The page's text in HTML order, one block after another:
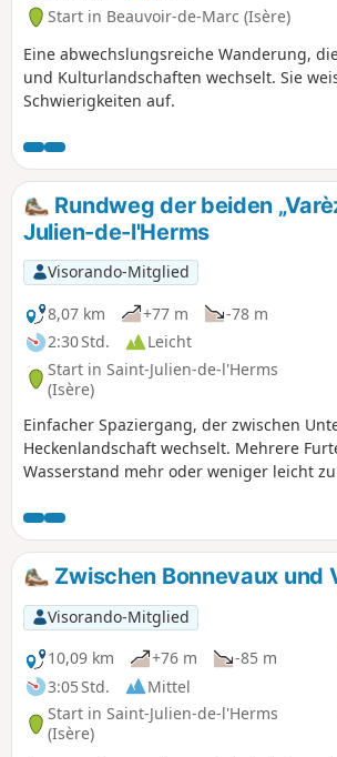
Start in Beauvoir-de-Marc (Isère)
Eine abwechslungsreiche Wanderung,
und Kulturlandschaften wechselt. Sie
Schwierigkeiten auf.
Rundweg der beiden
Julien-de-l'Herms
Visorando-Mitglied
8,07 km
+77 m
-78 m
2:30 Std.
Leicht
Start in Saint-Julien-de-l'Herms
(Isère)
Einfacher Spaziergang, der zwischen
Heckenlandschaft wechselt. Mehrere
Wasserstand mehr oder weniger leicht
Zwischen Bonnevaux und
Visorando-Mitglied
10,09 km
+76 m
-85 m
3:05 Std.
Mittel
Start in Saint-Julien-de-l'Herms
(Isère)